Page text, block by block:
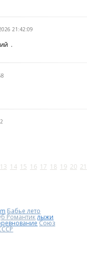
21:42:09
.
13 14 15 16 17 18 19 20 21
Бабье лето
Романтиклыжи
Союз